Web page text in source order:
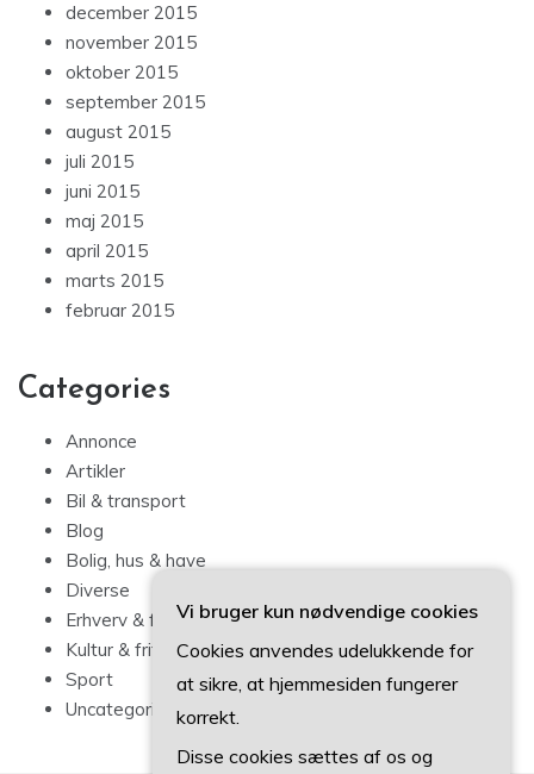
december 2015
november 2015
oktober 2015
september 2015
august 2015
juli 2015
juni 2015
maj 2015
april 2015
marts 2015
februar 2015
Categories
Annonce
Artikler
Bil & transport
Blog
Bolig, hus & have
Diverse
Erhverv & forbrug
Kultur & fritid
Sport
Uncategorized
Vi bruger kun nødvendige cookies
Cookies anvendes udelukkende for
at sikre, at hjemmesiden fungerer
korrekt.
Disse cookies sættes af os og